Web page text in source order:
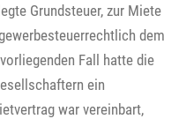
Grundsteuer, zur Miete
dem
Fall hatte die
ein
war vereinbart,